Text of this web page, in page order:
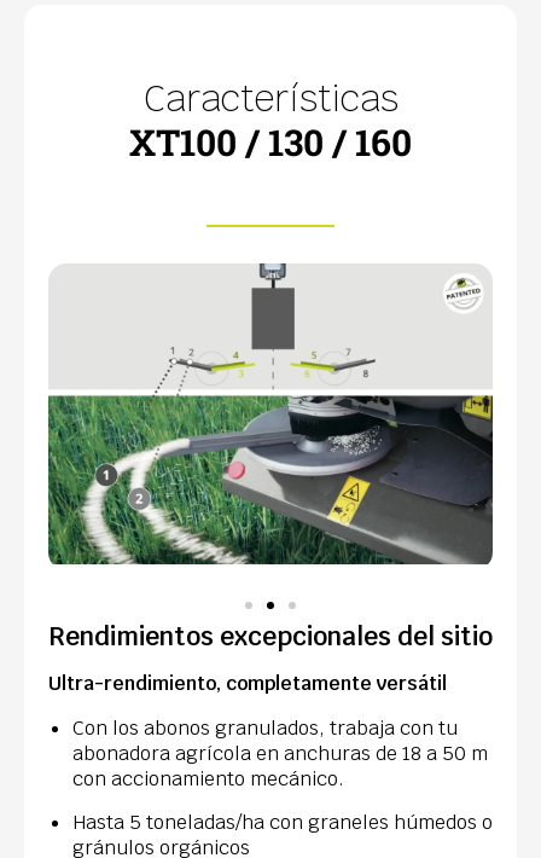
Características
XT100 / 130 / 160
Rendimientos excepcionales del sitio
Ultra-rendimiento, completamente versátil
Con los abonos granulados, trabaja con tu
abonadora agrícola en anchuras de 18 a 50 m
con accionamiento mecánico.
Hasta 5 toneladas/ha con graneles húmedos o
gránulos orgánicos